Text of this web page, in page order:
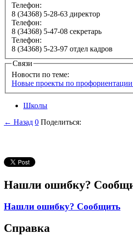
Телефон:
8 (34368) 5-28-63 директор
Телефон:
8 (34368) 5-47-08 секретарь
Телефон:
8 (34368) 5-23-97 отдел кадров
Связи
Новости по теме:
Новые проекты по
Школы
← Назад 0 Поделиться:
Нашли ошибку?
Нашли ошибку? Сообщить
Справка